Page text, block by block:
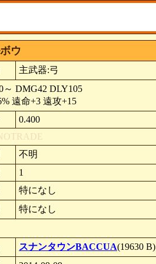
ウ
主武器:弓
～ DMG42 DLY105
遠命+3 遠攻+15
0.400
不明
1
特になし
特になし
スナンタウンBACCUA(19630 B)